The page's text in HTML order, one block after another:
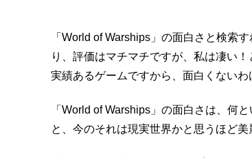
「World of Warships」の面白さと検索
り、評価はマチマチですが、私は凄い
実績あるゲームですから、面白くないわ
「World of Warships」の面白さは、何
と、今のそれは現実世界かと思うほど美